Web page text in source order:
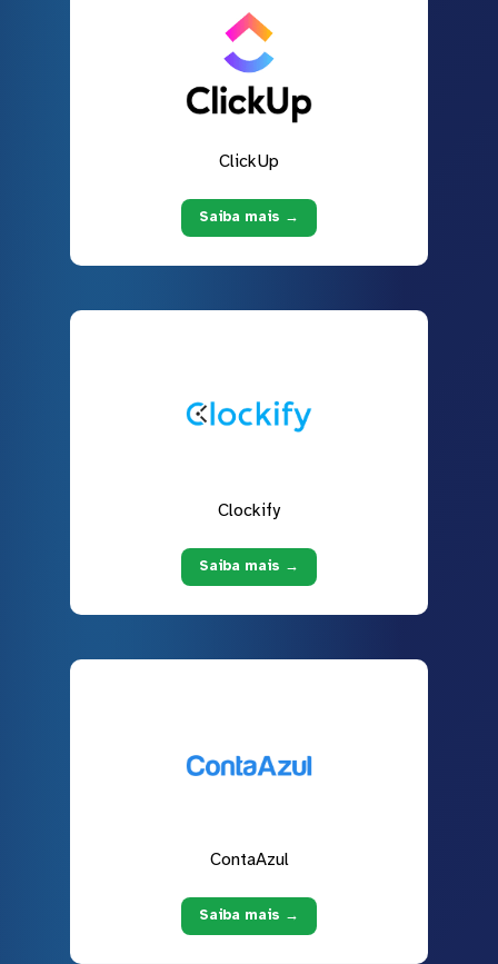
ClickUp
Saiba mais →
Clockify
Saiba mais →
ContaAzul
Saiba mais →